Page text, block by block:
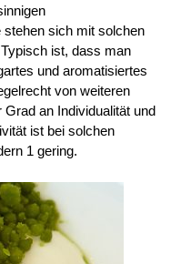
sich mit solchen
ist, dass man
und aromatisiertes
von weiteren
an Individualität und
ist bei solchen
1 gering.